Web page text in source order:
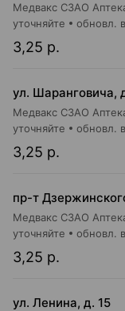
Медвакс СЗАО
3,25 р.
уточняйте обновл.
ул. Шаранговича,
Медвакс СЗАО
3,25 р.
уточняйте обновл.
пр-т
Медвакс СЗАО
3,25 р.
уточняйте обновл.
ул. Ленина, д. 15